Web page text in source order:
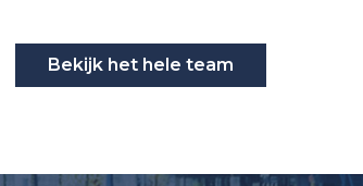
Bekijk het hele team